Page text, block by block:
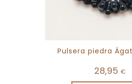
Pulsera piedra
28,95 €